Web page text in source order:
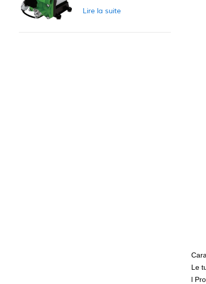
Le
l
PRESSION
ZN-42
Lire la suite